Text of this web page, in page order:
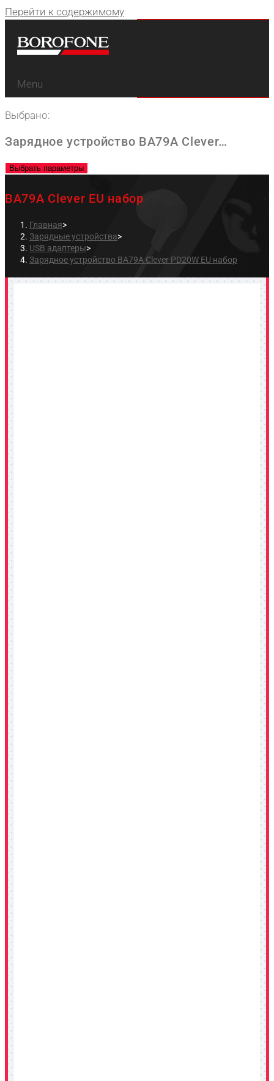
Перейти к содержимому
Menu
Выбрано:
Зарядное устройство BA79A Clever…
Выбрать параметры
BA79A Clever EU набор
Главная>
Зарядные устройства>
USB адаптеры>
Зарядное устройство BA79A Clever PD20W EU набор